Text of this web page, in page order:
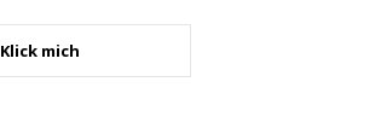
Klick mich